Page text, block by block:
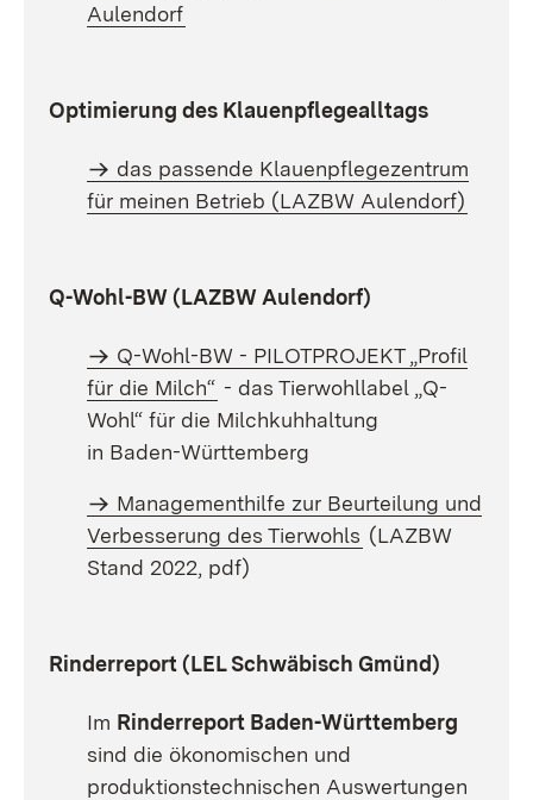
Aulendorf
Optimierung des Klauenpflegealltags
das passende Klauenpflegezentrum
für meinen Betrieb (LAZBW Aulendorf)
Q-Wohl-BW (LAZBW Aulendorf)
Q-Wohl-BW - PILOTPROJEKT „Profil
für die Milch“ - das Tierwohllabel „Q-
Wohl“ für die Milchkuhhaltung
in Baden-Württemberg
Managementhilfe zur Beurteilung und
Verbesserung des Tierwohls (LAZBW
Stand 2022, pdf)
Rinderreport (LEL Schwäbisch Gmünd)
Im Rinderreport Baden-Württemberg
sind die ökonomischen und
produktionstechnischen Auswertungen